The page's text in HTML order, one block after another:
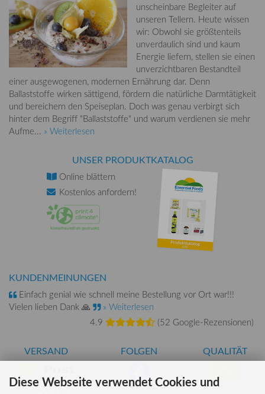
unscheinbare Begleiter auf
unseren Tellern. Heute wissen
wir: Obwohl sie größtenteils
unverdaulich sind und kaum
Energie liefern, stellen sie einen
unverzichtbaren Bestandteil
einer ausgewogenen, modernen Ernährung dar. Denn
Ballaststoffe wirken sättigend, fördern die natürliche Darmtätigkeit
und bereichern den Speiseplan. Doch was genau verbirgt sich
hinter dem Begriff "Ballaststoffe" und warum verdienen sie mehr
Aufme... » Weiterlesen
UNSER PRODUKTKATALOG
Online blättern
Kostenlos anfordern!
KUNDENMEINUNGEN
Einfach genial wie schnell meine Bestellung vor Ort war!!!
Vielen lieben Dank 🙏
» Weiterlesen
4.9
(52 Google-Rezensionen)
VERSAND FOLGEN QUALITÄT
AT-BIO-401
Diese Webseite verwendet Cookies und